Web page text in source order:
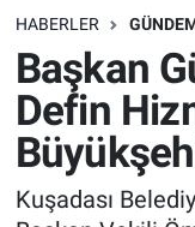
HABERLER
Başkan
Defin
Kuşadası